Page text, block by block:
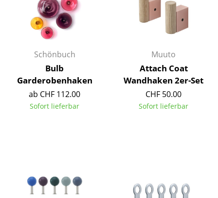
Couchtische
Schreibtische
Sekretäre & PC-Tische
Konferenztische
Stehtische & Stehpulte
Kindertische
... alle Tische
Schönbuch
Bulb
Garderobenhaken
ab CHF 112.00
Sofort lieferbar
Muuto
Attach Coat
Wandhaken 2er-Set
CHF 50.00
Sofort lieferbar